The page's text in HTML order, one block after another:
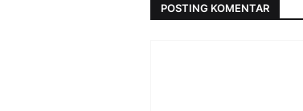
POSTING KOMENTAR